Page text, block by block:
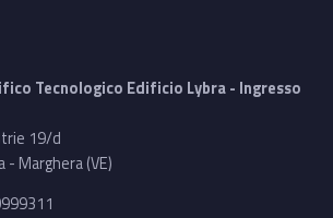
Tecnologico Edificio Lybra - Ingresso
19/d
- Marghera (VE)